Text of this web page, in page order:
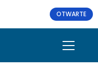
OTWARTE